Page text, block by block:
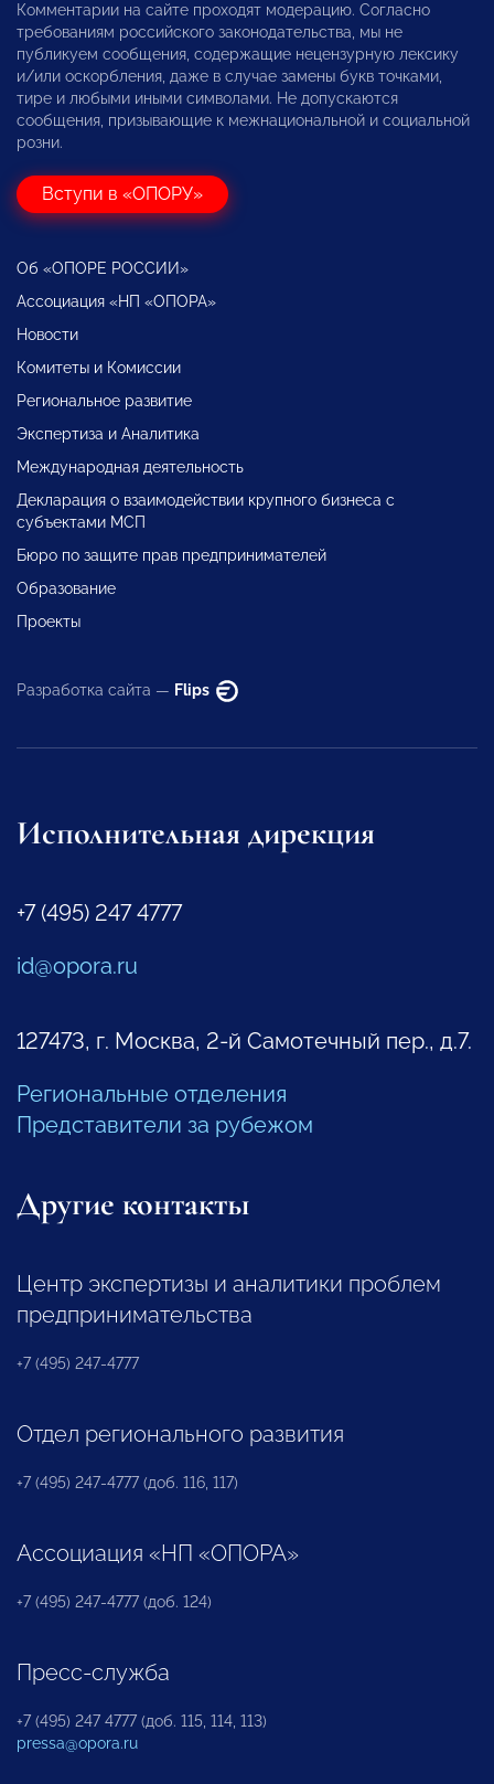
Комментарии на сайте проходят модерацию. Согласно
требованиям российского законодательства, мы не
публикуем сообщения, содержащие нецензурную лексику
и/или оскорбления, даже в случае замены букв точками,
тире и любыми иными символами. Не допускаются
сообщения, призывающие к межнациональной и социальной
розни.
Вступи в «ОПОРУ»
Об «ОПОРЕ РОССИИ»
Ассоциация «НП «ОПОРА»
Новости
Комитеты и Комиссии
Региональное развитие
Экспертиза и Аналитика
Международная деятельность
Декларация о взаимодействии крупного бизнеса с
субъектами МСП
Бюро по защите прав предпринимателей
Образование
Проекты
Разработка сайта — Flips
Исполнительная дирекция
+7 (495) 247 4777
id@opora.ru
127473, г. Москва, 2-й Самотечный пер., д.7.
Региональные отделения
Представители за рубежом
Другие контакты
Центр экспертизы и аналитики проблем
предпринимательства
+7 (495) 247-4777
Отдел регионального развития
+7 (495) 247-4777 (доб. 116, 117)
Ассоциация «НП «ОПОРА»
+7 (495) 247-4777 (доб. 124)
Пресс-служба
+7 (495) 247 4777 (доб. 115, 114, 113)
pressa@opora.ru